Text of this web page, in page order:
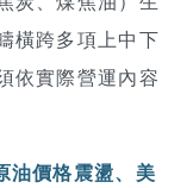
橫跨多項上中下
依實際營運內容
油價格震盪、美